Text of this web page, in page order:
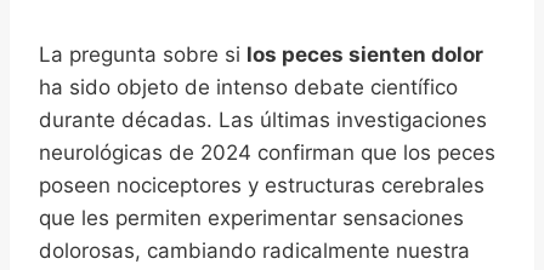
La pregunta sobre si los peces sienten dolor
ha sido objeto de intenso debate científico
durante décadas. Las últimas investigaciones
neurológicas de 2024 confirman que los peces
poseen nociceptores y estructuras cerebrales
que les permiten experimentar sensaciones
dolorosas, cambiando radicalmente nuestra